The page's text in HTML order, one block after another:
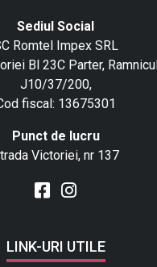
Sediul Social
Romtel Impex SRL
Bl 23C Parter,
J10/37/200,
fiscal: 13675301
Punct de lucru
Victoriei, nr 137
LINK-URI UTILE